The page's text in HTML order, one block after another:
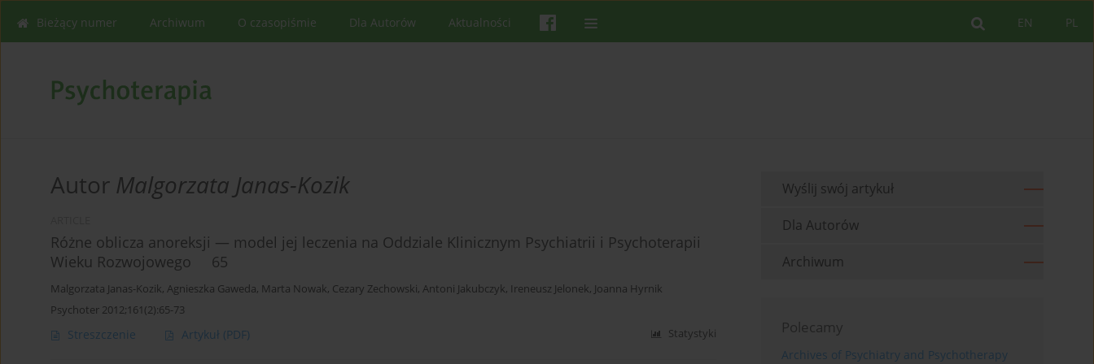
PL
EN
Bieżący numer Archiwum O czasopiśmie Dla Autorów Aktualności
Autor Malgorzata Janas-Kozik
Różne oblicza anoreksji — model jej leczenia na Oddziale Klinicznym Psychiatrii i Psychoterapii
Wieku Rozwojowego 65
Malgorzata Janas-Kozik, Agnieszka Gaweda, Marta Nowak, Cezary Zechowski, Antoni Jakubczyk, Ireneusz Jelonek, Joanna Hyrnik
Psychoter 2012;161(2):65-73
Streszczenie Artykuł (PDF) Statystyki
Wyślij swój artykuł
Dla Autorów
Archiwum
Polecamy
Archives of Psychiatry and Psychotherapy